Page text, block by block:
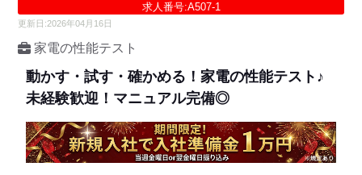
求人番号:A507-1
更新日:2026年04月16日
家電の性能テスト
動かす・試す・確かめる！家電の性能テスト♪
未経験歓迎！マニュアル完備◎